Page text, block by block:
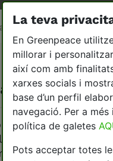
un accident nuclear,
com es
nuclear,
responsable
de la
La teva
En Greenpeace
millorar i
així com amb
xarxes socials i
base d’un perfil
navegació. Per a
política de galetes
Pots acceptar totes